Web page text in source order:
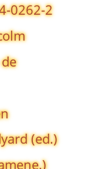
0262-2
(ed.)